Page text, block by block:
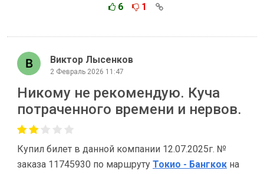
6 1
Виктор Лысенков
2 Февраль 2026 11:47
Никому не рекомендую. Куча
потраченного времени и нервов.
Купил билет в данной компании 12.07.2025г. №
заказа 11745930 по маршруту Токио - Бангкок на